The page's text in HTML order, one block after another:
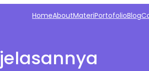
HomeAboutMateriPortofolioBlog